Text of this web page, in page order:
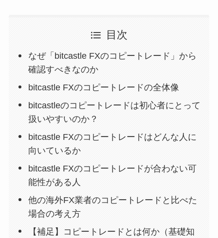
目次
なぜ「bitcastle FXのコピートレード」から
確認すべきなのか
bitcastle FXのコピートレードの全体像
bitcastleのコピートレードは初心者にとって
扱いやすいのか？
bitcastle FXのコピートレードはどんな人に
向いているか
bitcastle FXのコピートレードが合わない可
能性がある人
他の海外FX業者のコピートレードと比べた
場合の考え方
【補足】コピートレードとは何か（基礎知